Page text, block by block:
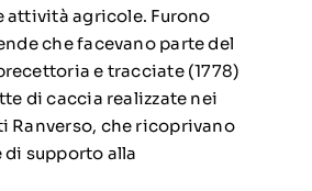
attività agricole. Furono
che facevano parte del
e tracciate (1778)
di caccia realizzate nei
Ranverso, che ricoprivano
di supporto alla